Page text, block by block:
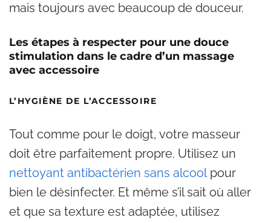
mais toujours avec beaucoup de douceur.
Les étapes à respecter pour une douce
stimulation dans le cadre d’un massage
avec accessoire
L’HYGIÈNE DE L’ACCESSOIRE
Tout comme pour le doigt, votre masseur
doit être parfaitement propre. Utilisez un
nettoyant antibactérien sans alcoolpour
bien le désinfecter. Et même s’il sait où aller
et que sa texture est adaptée, utilisez